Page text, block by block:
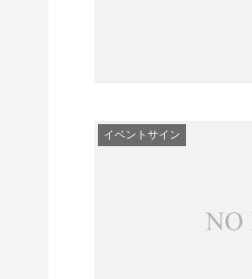
イベントサイン